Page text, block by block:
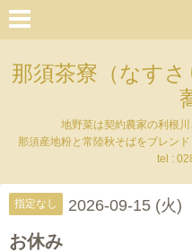
那須茶寮（なす
地野菜は契約農家の利根
那須産地粉と常陸秋そばをブレン
tel :
指定なし 2026-09-15 (火)
お休み